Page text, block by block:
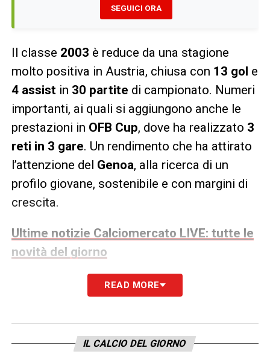
SEGUICI ORA
Il classe 2003 è reduce da una stagione
molto positiva in Austria, chiusa con 13 gol e
4 assistin 30 partite di campionato. Numeri
importanti, ai quali si aggiungono anche le
prestazioni in OFB Cup, dove ha realizzato 3
reti in 3 gare. Un rendimento che ha attirato
l’attenzione del Genoa, alla ricerca di un
profilo giovane, sostenibile e con margini di
crescita.
Ultime notizie Calciomercato LIVE: tutte le
novità del giorno
, però, non è l’unico nome valutato per
seguire ancheArtem Dovbyk, richiesto
espressamente daDe Rossi, che lo ha già
READ MORE
IL CALCIO DEL GIORNO